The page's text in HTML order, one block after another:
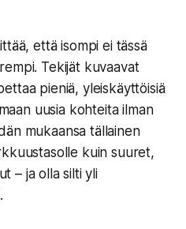
että isompi ei tässä
Tekijät kuvaavat
pieniä, yleiskäyttöisiä
uusia kohteita ilman
mukaansa tällainen
kuin suuret,
– ja olla silti yli